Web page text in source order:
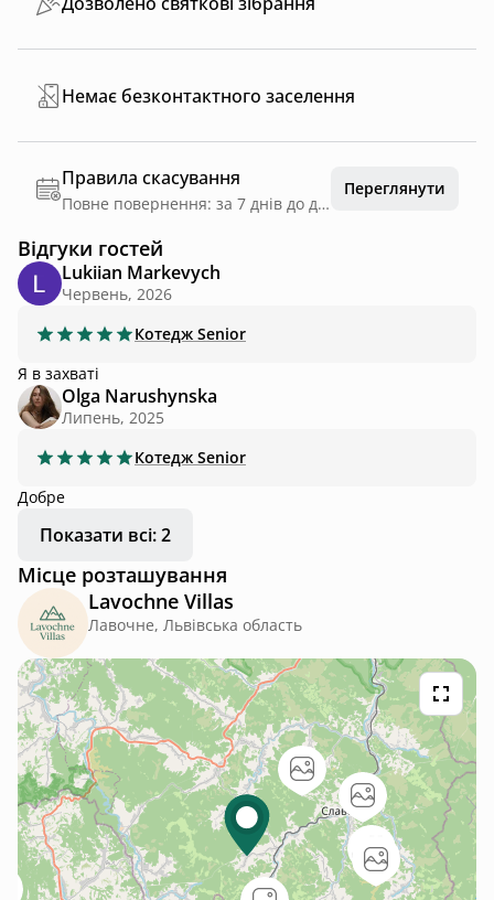
Немає безконтактного заселення
Правила скасування
Повне повернення: за 7 днів до дати заїзду
Переглянути
Відгуки гостей
Lukiian Markevych
Червень, 2026
Котедж Senior
Я в захваті
Olga Narushynska
Липень, 2025
Котедж Senior
Добре
Показати всі: 2
Місце розташування
Lavochne Villas
Лавочне, Львівська область